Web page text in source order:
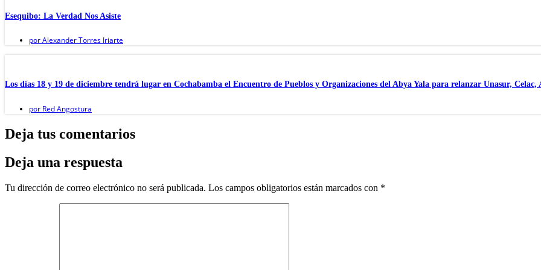
Esequibo: La Verdad Nos Asiste
porAlexander Torres Iriarte
Los días 18 y 19 de diciembre tendrá lugar en Cochabamba el Encuentro de Pueblos y Organizaciones del Abya Yala para relanzar Unasur,
por Red Angostura
Deja tus comentarios
Deja una respuesta
Tu dirección de correo electrónico no será publicada. Los campos obligatorios están marcados con *